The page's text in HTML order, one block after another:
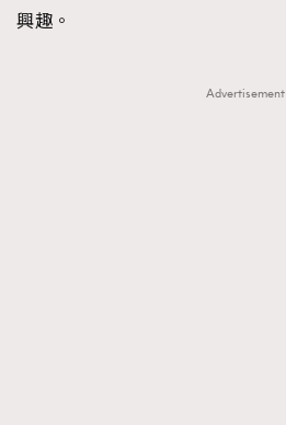
興趣。
Advertisement